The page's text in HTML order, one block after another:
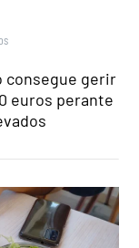
consegue gerir
euros perante